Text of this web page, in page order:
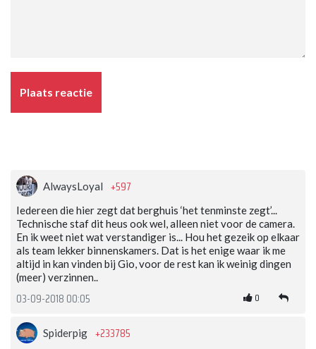
Plaats reactie
AlwaysLoyal +597
Iedereen die hier zegt dat berghuis ‘het tenminste zegt’...
Technische staf dit heus ook wel, alleen niet voor de camera.
En ik weet niet wat verstandiger is... Hou het gezeik op elkaar
als team lekker binnenskamers. Dat is het enige waar ik me
altijd in kan vinden bij Gio, voor de rest kan ik weinig dingen
(meer) verzinnen..
03-09-2018 00:05 0
Spiderpig +233785